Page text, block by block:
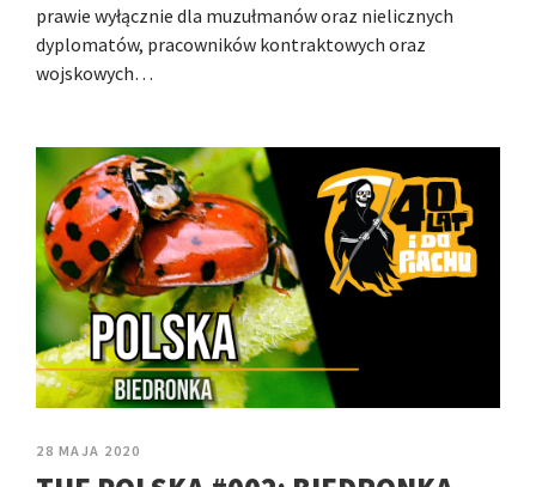
prawie wyłącznie dla muzułmanów oraz nielicznych
dyplomatów, pracowników kontraktowych oraz
wojskowych…
28 MAJA 2020